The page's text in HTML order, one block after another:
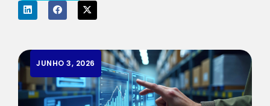
JUNHO 3, 2026